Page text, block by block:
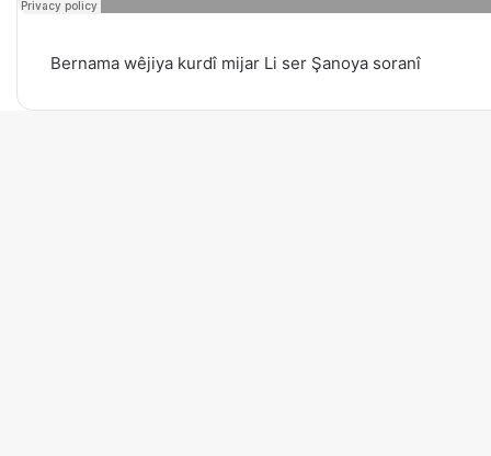
Bernama wêjiya kurdî mijar Li ser Şanoya soranî